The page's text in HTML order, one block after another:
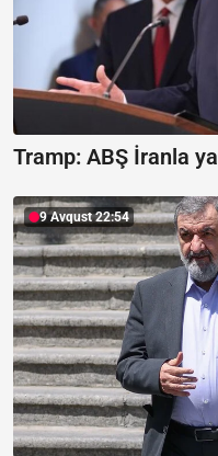
Tramp: ABŞ İranla
9 Avqust 22:54